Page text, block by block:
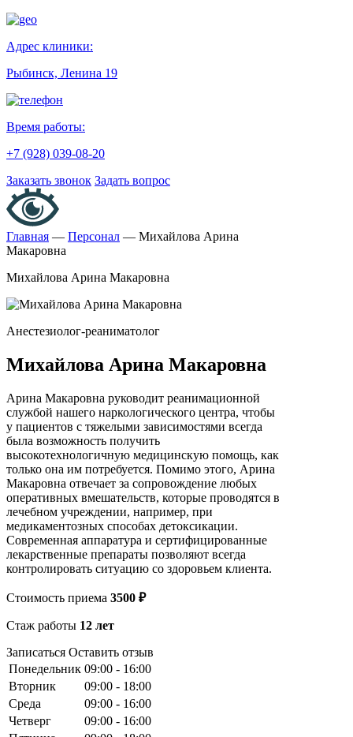
Адрес клиники:
Рыбинск, Ленина 19
Время работы:
+7 (928) 039-08-20
Заказать звонок Задать вопрос
Главная — Персонал — Михайлова Арина
Макаровна
Михайлова Арина Макаровна
Анестезиолог-реаниматолог
Михайлова Арина Макаровна
Арина Макаровна руководит реанимационной
службой нашего наркологического центра, чтобы
у пациентов с тяжелыми зависимостями всегда
была возможность получить
высокотехнологичную медицинскую помощь, как
только она им потребуется. Помимо этого, Арина
Макаровна отвечает за сопровождение любых
оперативных вмешательств, которые проводятся в
лечебном учреждении, например, при
медикаментозных способах детоксикации.
Современная аппаратура и сертифицированные
лекарственные препараты позволяют всегда
контролировать ситуацию со здоровьем клиента.
Стоимость приема 3500 ₽
Стаж работы 12 лет
Записаться Оставить отзыв
Понедельник 09:00 - 16:00
Вторник
09:00 - 18:00
Среда
09:00 - 16:00
Четверг
09:00 - 16:00